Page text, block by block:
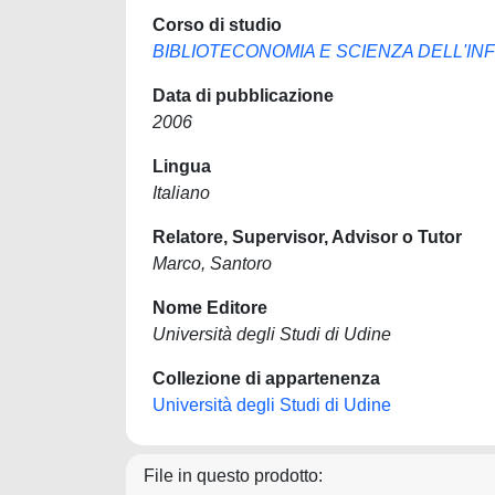
Corso di studio
BIBLIOTECONOMIA E SCIENZA
Data di pubblicazione
2006
Lingua
Italiano
Relatore, Supervisor, Advisor o Tutor
Marco, Santoro
Nome Editore
Università degli Studi di Udine
Collezione di appartenenza
Università degli Studi di Udine
File in questo prodotto: